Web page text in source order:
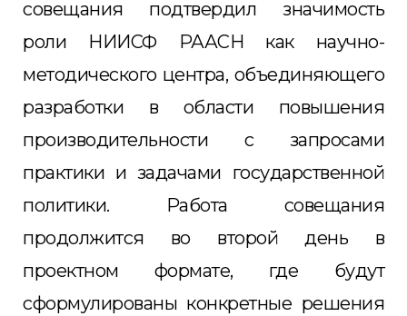
совещания подтвердил значимость
роли НИИСФ РААСН как научно-
методического центра, объединяющего
разработки в области повышения
производительности с запросами
практики и задачами государственной
политики. Работа совещания
продолжится во второй день в
проектном формате, где будут
сформулированы конкретные решения